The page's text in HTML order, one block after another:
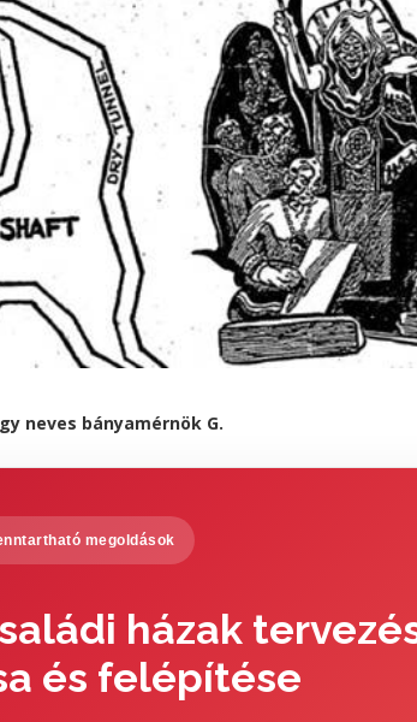
neves bányamérnök G.
megoldások
házak
és felépítése